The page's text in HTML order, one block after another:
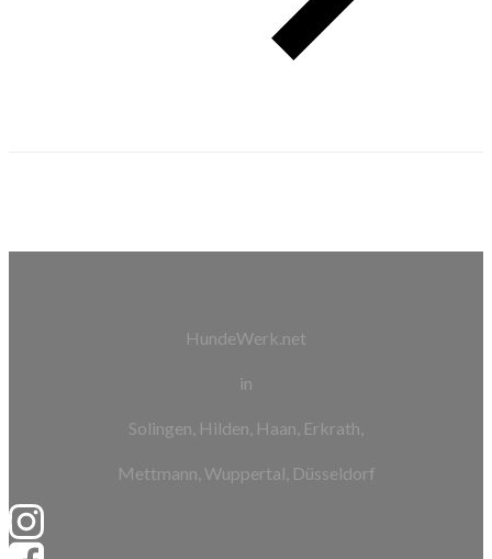
HundeWerk.net
in
Solingen, Hilden, Haan, Erkrath,
Mettmann, Wuppertal, Düsseldorf